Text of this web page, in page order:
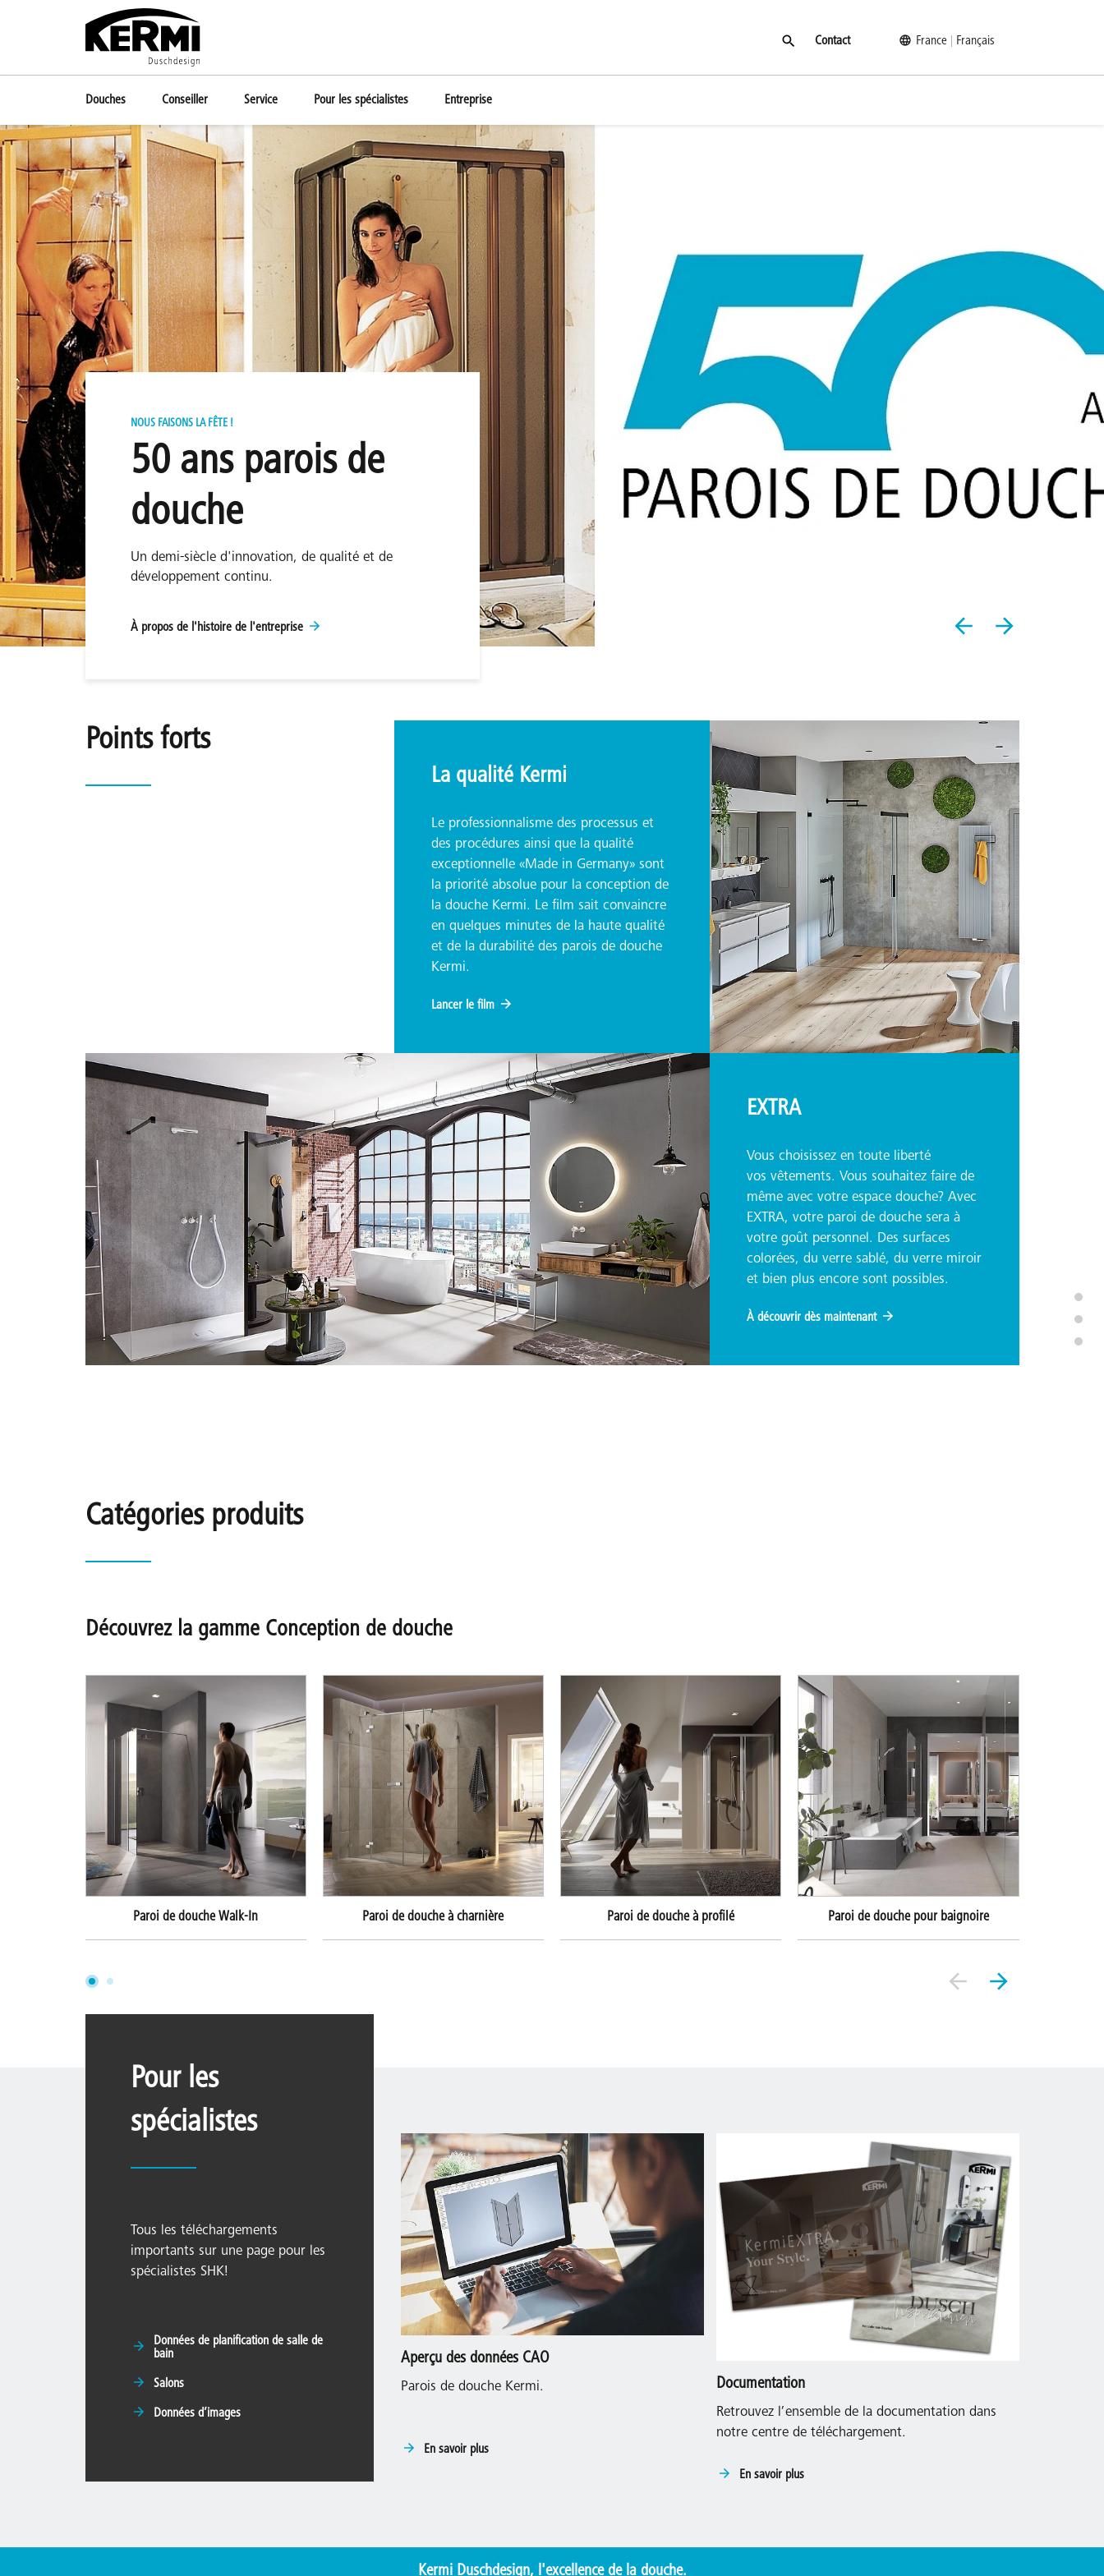
Contact France Français
Douches Conseiller Service Pour les spécialistes Entreprise
NOUS FAISONS LA FÊTE !
50 ans parois de
douche
Un demi-siècle d'innovation, de qualité et de
développement continu.
À propos de l'histoire de l'entreprise
Points forts
La qualité Kermi
Le professionnalisme des processus et
des procédures ainsi que la qualité
exceptionnelle «Made in Germany» sont
la priorité absolue pour la conception de
la douche Kermi. Le film sait convaincre
en quelques minutes de la haute qualité
et de la durabilité des parois de douche
Kermi.
Lancer le film
EXTRA
Vous choisissez en toute liberté
vos vêtements. Vous souhaitez faire de
même avec votre espace douche? Avec
EXTRA, votre paroi de douche sera à
votre goût personnel. Des surfaces
colorées, du verre sablé, du verre miroir
et bien plus encore sont possibles.
À découvrir dès maintenant
Catégories produits
Découvrez la gamme Conception de douche
Paroi de douche Walk-In Paroi de douche à charnière Paroi de douche à profilé Paroi de douche pour baignoire
Pour les
spécialistes
Tous les téléchargements
importants sur une page pour les
spécialistes SHK!
Données de planification de salle de
bain
Salons
Données d’images
Aperçu des données CAO
Parois de douche Kermi.
En savoir plus
Documentation
Retrouvez l’ensemble de la documentation dans
notre centre de téléchargement.
En savoir plus
Kermi Duschdesign, l'excellence de la douche.